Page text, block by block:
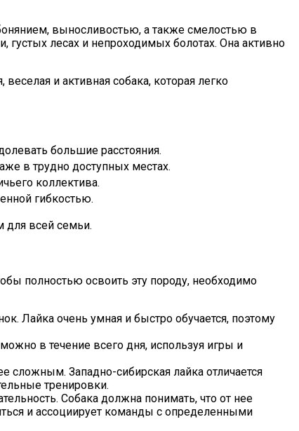
выносливостью, а также смелостью в
густых лесах и непроходимых болотах. Она активно
и активная собака, которая легко
большие расстояния.
в трудно доступных местах.
коллектива.
гибкостью.
для всей семьи.
полностью освоить эту породу, необходимо
Лайка очень умная и быстро обучается, поэтому
в течение всего дня, используя игры и
сложным. Западно-сибирская лайка отличается
тренировки.
Собака должна понимать, что от нее
и ассоциирует команды с определенными